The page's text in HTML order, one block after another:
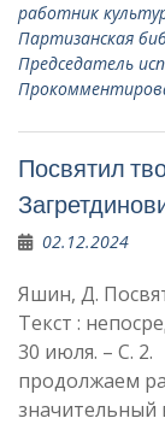
работник
Партизанская
Председатель
Посвятил
02.12.2024
Яшин, Д.
Текст :
30 июля. – С.
продолжаем
значительный